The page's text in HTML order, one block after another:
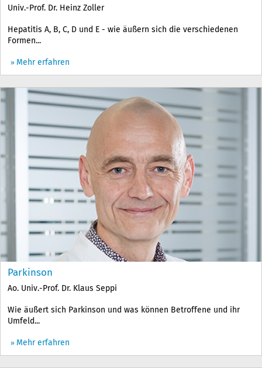
Univ.-Prof. Dr. Heinz Zoller
Hepatitis A, B, C, D und E - wie äußern sich die verschiedenen
Formen...
Mehr erfahren
Parkinson
Ao. Univ.-Prof. Dr. Klaus Seppi
Wie äußert sich Parkinson und was können Betroffene und ihr
Umfeld...
Mehr erfahren